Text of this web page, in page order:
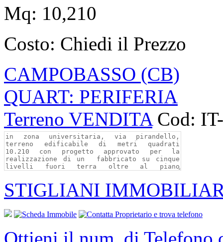
Mq: 10,210
Costo: Chiedi il Prezzo
CAMPOBASSO (CB)
QUART: PERIFERIA
Terreno VENDITA Cod:
STIGLIANI